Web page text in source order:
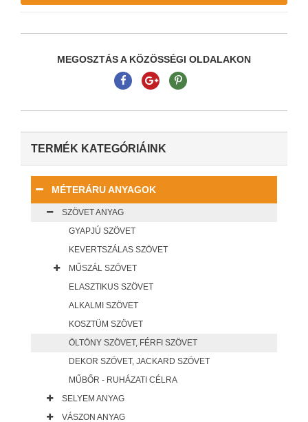
MEGOSZTÁS A KÖZÖSSÉGI OLDALAKON
TERMÉK KATEGÓRIÁINK
MÉTERÁRU ANYAGOK
SZÖVET ANYAG
GYAPJÚ SZÖVET
KEVERTSZÁLAS SZÖVET
MŰSZÁL SZÖVET
ELASZTIKUS SZÖVET
ALKALMI SZÖVET
KOSZTÜM SZÖVET
ÖLTÖNY SZÖVET, FÉRFI SZÖVET
DEKOR SZÖVET, JACKARD SZÖVET
MŰBŐR - RUHÁZATI CÉLRA
SELYEM ANYAG
VÁSZON ANYAG